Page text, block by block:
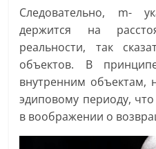
Следовательно, m-
держится на
реальности, так
объектов. В
внутренним объектам,
эдиповому периоду,
в воображении о